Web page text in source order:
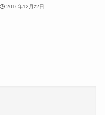
2016年12月22日